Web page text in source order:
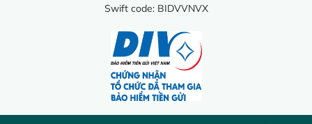
Swift code: BIDVVNVX